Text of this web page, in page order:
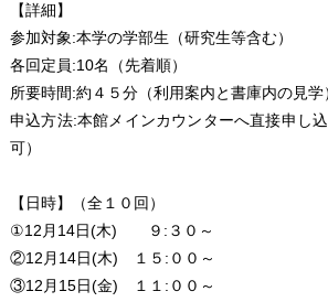
【詳細】
参加対象:本学の学部生（研究生等含む）
各回定員:10名（先着順）
所要時間:約４５分（利用案内と書庫内の見学
申込方法:本館メインカウンターへ直接申し
可）
【日時】（全１０回）
①12月14日(木) ９:３０～
②12月14日(木) １５:００～
③12月15日(金) １１:００～